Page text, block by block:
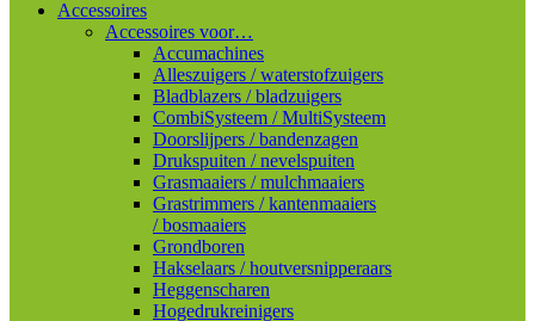
Accessoires
Accessoires voor…
Accumachines
Alleszuigers / waterstofzuigers
Bladblazers / bladzuigers
CombiSysteem / MultiSysteem
Doorslijpers / bandenzagen
Drukspuiten / nevelspuiten
Grasmaaiers / mulchmaaiers
Grastrimmers / kantenmaaiers
/ bosmaaiers
Grondboren
Hakselaars / houtversnipperaars
Heggenscharen
Hogedrukreinigers